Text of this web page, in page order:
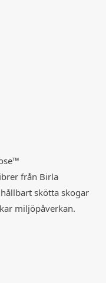
från Birla
skötta skogar
miljöpåverkan.